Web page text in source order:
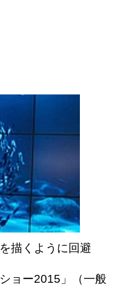
描くように回避
ョー2015」（一般